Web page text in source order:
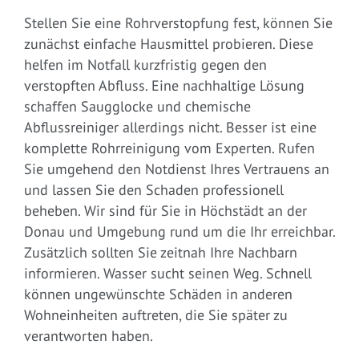
Stellen Sie eine Rohrverstopfung fest, können Sie
zunächst einfache Hausmittel probieren. Diese
helfen im Notfall kurzfristig gegen den
verstopften Abfluss. Eine nachhaltige Lösung
schaffen Saugglocke und chemische
Abflussreiniger allerdings nicht. Besser ist eine
komplette Rohrreinigung vom Experten. Rufen
Sie umgehend den Notdienst Ihres Vertrauens an
und lassen Sie den Schaden professionell
beheben. Wir sind für Sie in Höchstädt an der
Donau und Umgebung rund um die Ihr erreichbar.
Zusätzlich sollten Sie zeitnah Ihre Nachbarn
informieren. Wasser sucht seinen Weg. Schnell
können ungewünschte Schäden in anderen
Wohneinheiten auftreten, die Sie später zu
verantworten haben.